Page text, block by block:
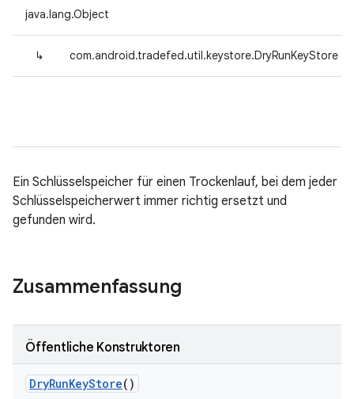
java.lang.Object
↳ com.android.tradefed.util.keystore.DryRunKeyStore
Ein Schlüsselspeicher für einen Trockenlauf, bei dem jeder
Schlüsselspeicherwert immer richtig ersetzt und
gefunden wird.
Zusammenfassung
Öffentliche Konstruktoren
DryRunKeyStore()